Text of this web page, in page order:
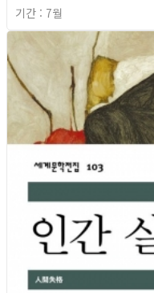
기간 : 7월